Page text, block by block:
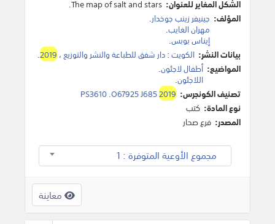
الشكل المغاير للعنوان: The map of salt and stars.
المؤلف: جينيفر زينب جوخدار.
مهران الغايب.
إيناس بوبس.
بيانات النشر: الكويت:دار شفق للطباعة والنشر والتوزيع،2019
.
المواضيع: أطفال لاجئون.
اللاجئون.
تصنيف الكونجرس:
PS3610 .O67925 J6852019
نوع المادة: كتب
المصدر: فرع صحار
مجموع الأوعية المتوفرة : 1
معاينة